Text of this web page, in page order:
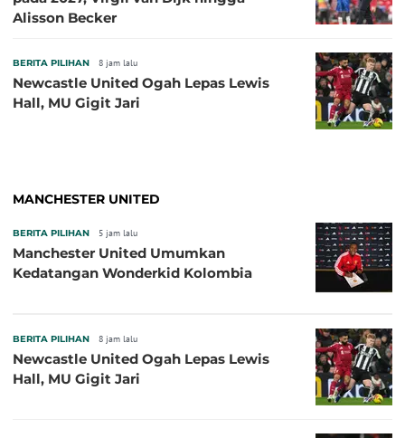
Alisson Becker
BERITA PILIHAN 8 jam lalu
Newcastle United Ogah Lepas Lewis
Hall, MU Gigit Jari
MANCHESTER UNITED
BERITA PILIHAN 5 jam lalu
Manchester United Umumkan
Kedatangan Wonderkid Kolombia
BERITA PILIHAN 8 jam lalu
Newcastle United Ogah Lepas Lewis
Hall, MU Gigit Jari